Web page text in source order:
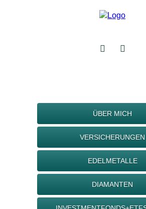
ÜBER MICH
VERSICHERUNGEN
EDELMETALLE
DIAMANTEN